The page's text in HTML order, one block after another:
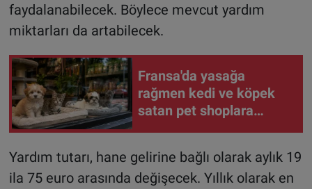
faydalanabilecek. Böylece mevcut yardım
miktarları da artabilecek.
Fransa'da yasağa
rağmen kedi ve köpek
satan pet shoplara
Yardım tutarı, hane gelirine bağlı olarak aylık 19
ila 75 euro arasında değişecek. Yıllık olarak en